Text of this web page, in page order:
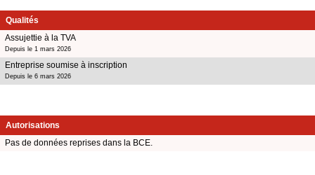
Qualités
Assujettie à la TVA
Depuis le 1 mars 2026
Entreprise soumise à inscription
Depuis le 6 mars 2026
Autorisations
Pas de données reprises dans la BCE.